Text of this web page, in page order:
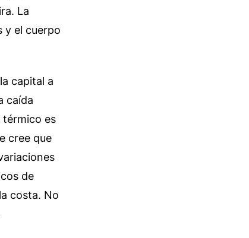
La
y el cuerpo
capital a
caída
térmico es
cree que
de
costa. No